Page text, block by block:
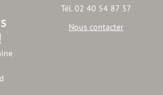
Tél. 02 40 54 87 37
Nous contacter